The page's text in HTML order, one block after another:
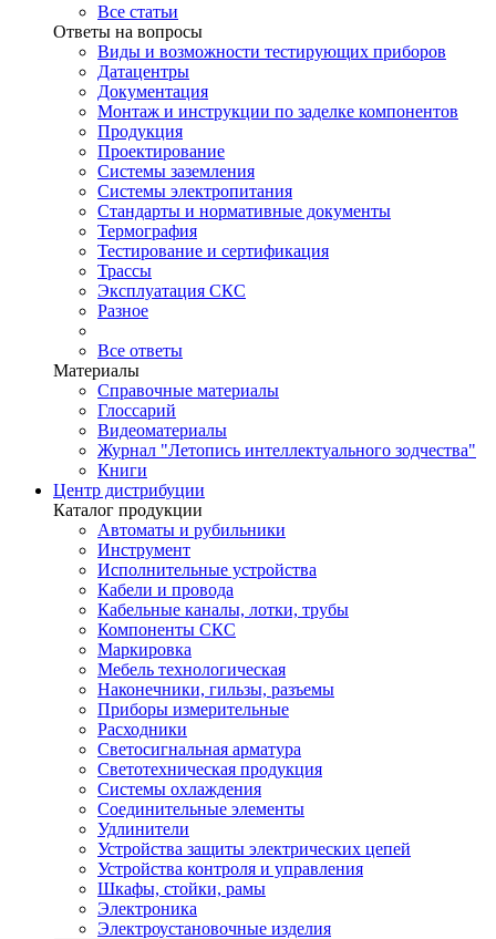
Все статьи
Ответы на вопросы
Виды и возможности тестирующих приборов
Датацентры
Документация
Монтаж и инструкции по заделке компонентов
Продукция
Проектирование
Системы заземления
Системы электропитания
Стандарты и нормативные документы
Термография
Тестирование и сертификация
Трассы
Эксплуатация СКС
Разное
Все ответы
Материалы
Справочные материалы
Глоссарий
Видеоматериалы
Журнал "Летопись интеллектуального зодчества"
Книги
Центр дистрибуции
Каталог продукции
Автоматы и рубильники
Инструмент
Исполнительные устройства
Кабели и провода
Кабельные каналы, лотки, трубы
Компоненты СКС
Маркировка
Мебель технологическая
Наконечники, гильзы, разъемы
Приборы измерительные
Расходники
Светосигнальная арматура
Светотехническая продукция
Системы охлаждения
Соединительные элементы
Удлинители
Устройства защиты электрических цепей
Устройства контроля и управления
Шкафы, стойки, рамы
Электроника
Электроустановочные изделия